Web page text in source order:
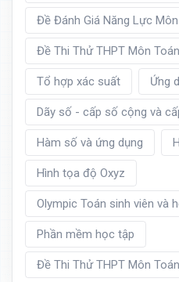
Đề Đánh Giá Năng Lực
Đề Thi Thử THPT Môn
Tổ hợp xác suất Ứng
Dãy số - cấp số cộng và
Hàm số và ứng dụng
Hình tọa độ Oxyz
Olympic Toán sinh viên và
Phần mềm học tập
Đề Thi Thử THPT Môn